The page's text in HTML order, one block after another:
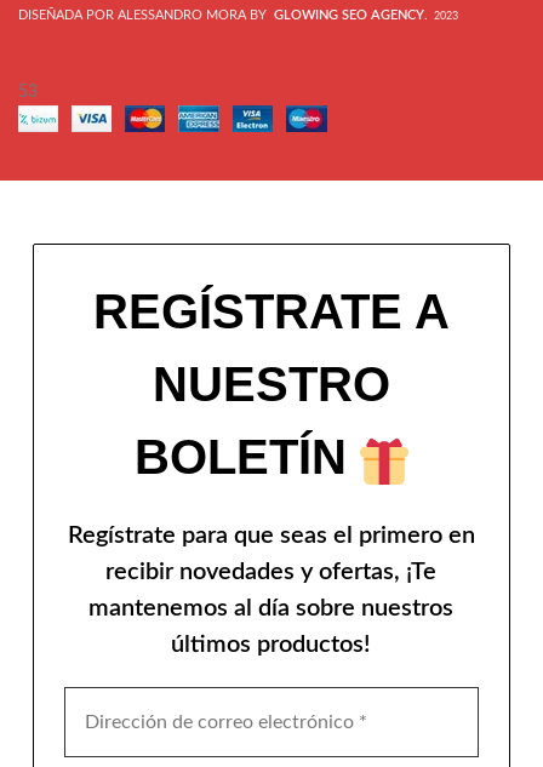
DISEÑADA POR ALESSANDRO MORA BY GLOWING SEO AGENCY 2023
53
REGÍSTRATE A
NUESTRO
BOLETÍN
Regístrate para que seas el primero en
recibir novedades y ofertas, ¡Te
mantenemos al día sobre nuestros
últimos productos!